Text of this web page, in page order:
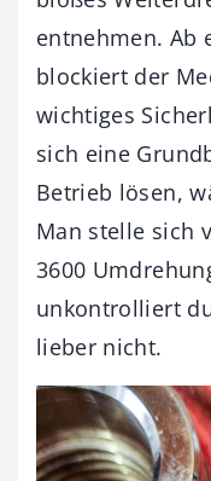
entnehmen. Ab
blockiert der
wichtiges
sich eine
Betrieb lösen,
Man stelle sich
3600
unkontrolliert
lieber nicht.